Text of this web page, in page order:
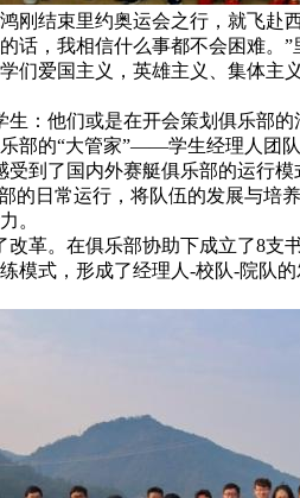
结束里约奥运会之行，就飞赴
话，我相信什么事都不会困难
爱国主义，英雄主义、集体主
：他们或是在开会策划俱乐部
部的“大管家”——学生经理人团队
到了国内外赛艇俱乐部的运行
的日常运行，将队伍的发展与
。
。在俱乐部协助下成立了8支
模式，形成了经理人-校队-院队